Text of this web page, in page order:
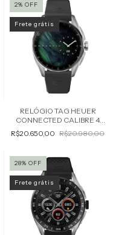
2% OFF
Frete grátis
RELÓGIO TAG HEUER
CONNECTED CALIBRE 4
MASCULINO SBR8010.BT6255
R$20.650,00 R$20.980,00
28% OFF
Frete grátis